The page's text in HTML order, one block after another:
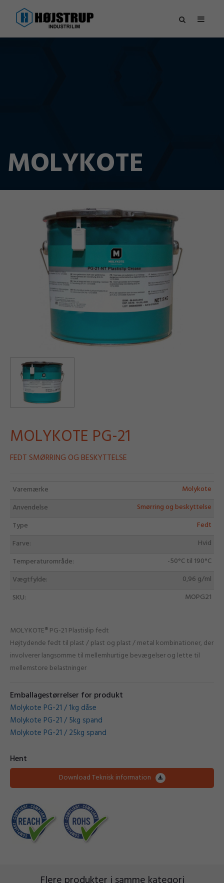
MOLYKOTE
MOLYKOTE PG-21
FEDT SMØRRING OG BESKYTTELSE
Varemærke
Molykote
Anvendelse
Smørring og beskyttelse
Type
Fedt
Farve:
Hvid
Temperaturområde:
-50°C til 190°C
Vægtfylde:
0,96 g/ml
SKU:
MOPG21
MOLYKOTE® PG-21 Plastislip fedt
Højtydende fedt til plast / plast og plast / metal kombinationer, der
involverer langsomme til mellemhurtige bevægelser og lette til
mellemstore belastninger
Emballagestørrelser for produkt
Molykote PG-21 / 1kg dåse
Molykote PG-21 / 5kg spand
Molykote PG-21 / 25kg spand
Hent
Download Teknisk information